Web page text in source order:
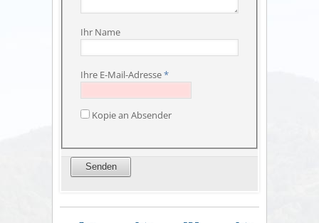
Ihr Name
Ihre E-Mail-Adresse*
Kopie an Absender